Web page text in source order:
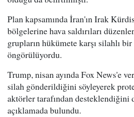
Plan kapsamında İran'ın Irak
bölgelerine hava saldırıları
grupların hükümete karşı silahlı
öngörülüyordu.
Trump, nisan ayında Fox News'e
silah gönderildiğini söyleyerek
aktörler tarafından
açıklamada bulundu.